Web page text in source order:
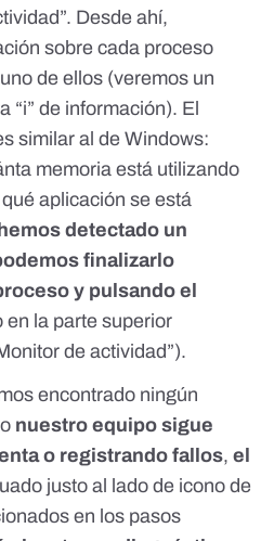
Desde ahí,
sobre cada proceso
de ellos (veremos un
“i” de información). El
similar al de Windows:
memoria está utilizando
aplicación se está
detectado un
finalizarlo
y pulsando el
en la parte superior
de actividad”).
encontrado ningún
nuestro equipo sigue
o registrando fallos, el
justo al lado de icono de
en los pasos